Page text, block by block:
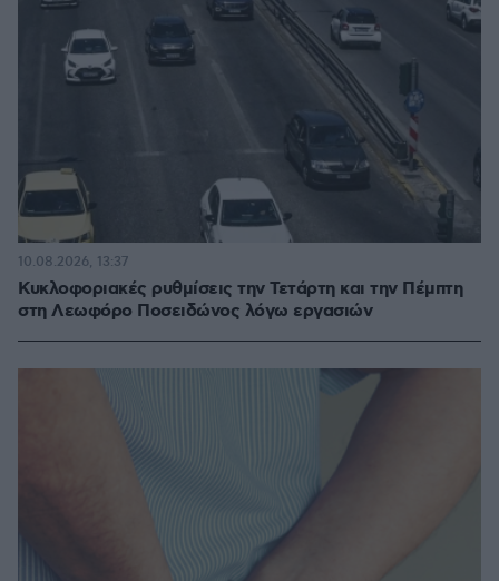
Κυκλοφοριακές ρυθμίσεις την Τετάρτη και την Πέμπτη
στη Λεωφόρο Ποσειδώνος λόγω εργασιών
10.08.2026, 13:37